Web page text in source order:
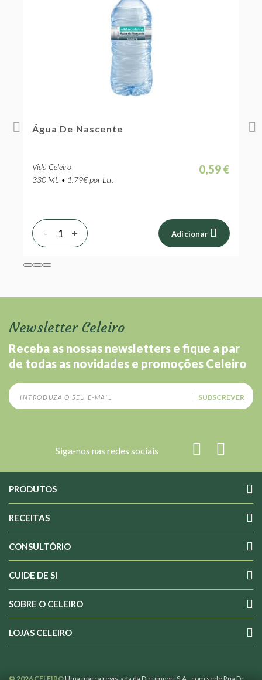
Água De Nascente
Vida Celeiro
330 ML • 1.79€ por Ltr.
0,59 €
+
- Adicionar
Newsletter Celeiro
Receba as nossas newsletters e fique a par
de todas as novidades e promoções Celeiro
SUBSCREVER
Siga-nos nas redes sociais
PRODUTOS
RECEITAS
CONSULTÓRIO
CUIDE DE SI
SOBRE O CELEIRO
LOJAS CELEIRO